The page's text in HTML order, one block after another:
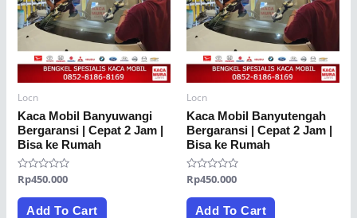
Locn
Kaca Mobil Banyuwangi
Bergaransi | Cepat 2 Jam |
Bisa ke Rumah
Rated
out
Rp450.000
Add To Cart
Locn
Kaca Mobil Banyutengah
Bergaransi | Cepat 2 Jam |
Bisa ke Rumah
Rated
out
Rp450.000
Add To Cart